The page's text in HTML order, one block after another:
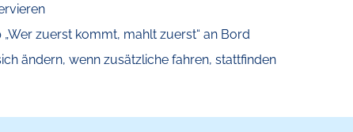
zuerst kommt, mahlt zuerst“ an Bord
ändern, wenn zusätzliche fahren, stattfinden